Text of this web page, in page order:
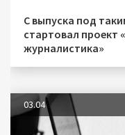
С выпуска под
стартовал проект
журналистика»
03.04